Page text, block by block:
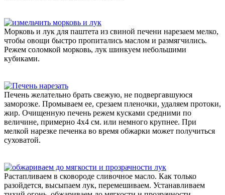
Морковь и лук для паштета из свиной печени нарезаем мелко,
чтобы овощи быстро пропитались маслом и размягчились.
Режем соломкой морковь, лук шинкуем небольшими
кубиками.
Печень желательно брать свежую, не подвергавшуюся
заморозке. Промываем ее, срезаем пленочки, удаляем протоки,
жир. Очищенную печень режем кусками средними по
величине, примерно 4х4 см. или немного крупнее. При
мелкой нарезке печенка во время обжарки может получиться
суховатой.
Растапливаем в сковороде сливочное масло. Как только
разойдется, высыпаем лук, перемешиваем. Устанавливаем